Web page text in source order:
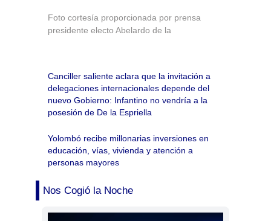
Foto cortesía proporcionada por prensa
presidente electo Abelardo de la
Canciller saliente aclara que la invitación a
delegaciones internacionales depende del
nuevo Gobierno: Infantino no vendría a la
posesión de De la Espriella
Yolombó recibe millonarias inversiones en
educación, vías, vivienda y atención a
personas mayores
Nos Cogió la Noche